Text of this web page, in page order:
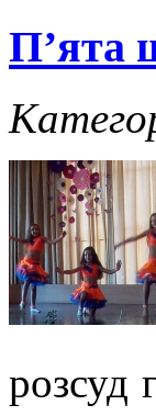
П’ята
розсуд